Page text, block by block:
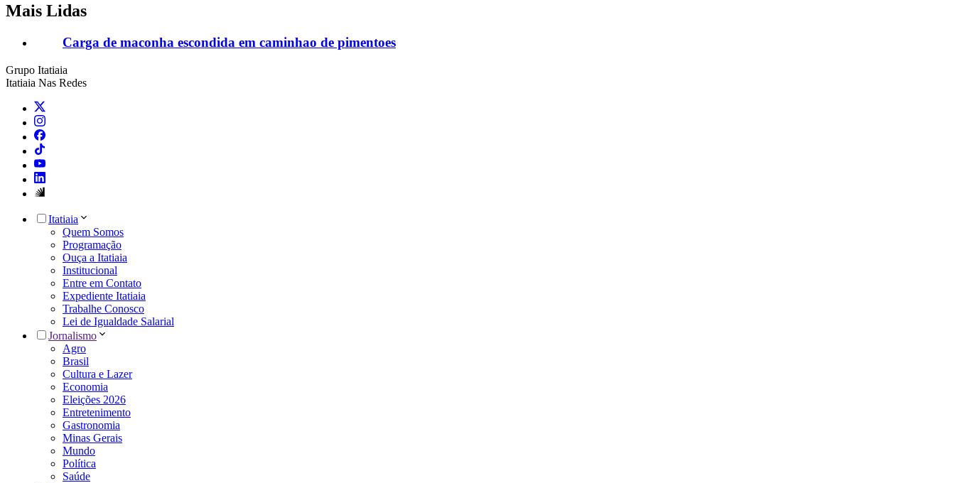
Mais Lidas
Carga de maconha escondida em caminhao de pimentoes
Grupo Itatiaia
Itatiaia Nas Redes
Itatiaia
Quem Somos
Programação
Ouça a Itatiaia
Institucional
Entre em Contato
Expediente Itatiaia
Trabalhe Conosco
Lei de Igualdade Salarial
Jornalismo
Agro
Brasil
Cultura e Lazer
Economia
Eleições 2026
Entretenimento
Gastronomia
Minas Gerais
Mundo
Política
Saúde